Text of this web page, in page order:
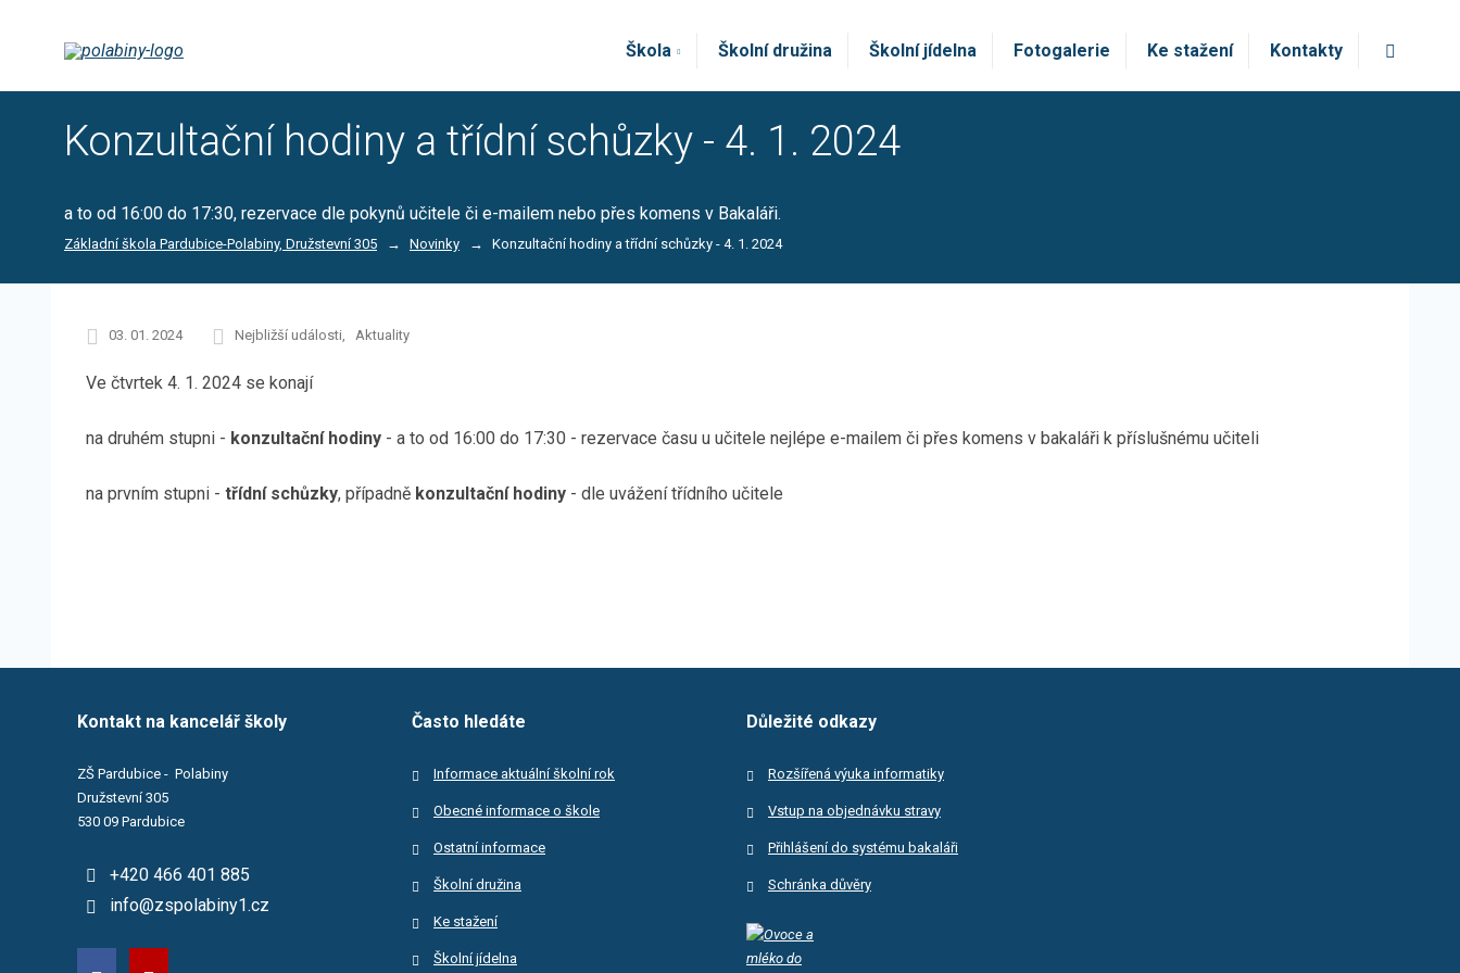
Škola Školní družina Školní jídelna Fotogalerie Ke stažení Kontakty
Konzultační hodiny a třídní schůzky - 4. 1. 2024
a to od 16:00 do 17:30, rezervace dle pokynů učitele či e-mailem nebo přes komens v Bakaláři.
Základní škola Pardubice-Polabiny, Družstevní 305 Novinky Konzultační hodiny a třídní schůzky - 4. 1. 2024
03. 01. 2024 Nejbližší události Aktuality
Ve čtvrtek 4. 1. 2024 se konají
na druhém stupni - konzultační hodiny - a to od 16:00 do 17:30 - rezervace času u učitele nejlépe e-mailem či přes komens v bakaláři k příslušnému učiteli
na prvním stupni - třídní schůzky, případně konzultační hodiny - dle uvážení třídního učitele
Kontakt na kancelář školy
ZŠ Pardubice - Polabiny
Družstevní 305
530 09 Pardubice
+420 466 401 885
info@zspolabiny1.cz
Často hledáte
Informace aktuální školní rok
Obecné informace o škole
Ostatní informace
Školní družina
Ke stažení
Školní jídelna
Důležité odkazy
Rozšířená výuka informatiky
Vstup na objednávku stravy
Přihlášení do systému bakaláři
Schránka důvěry